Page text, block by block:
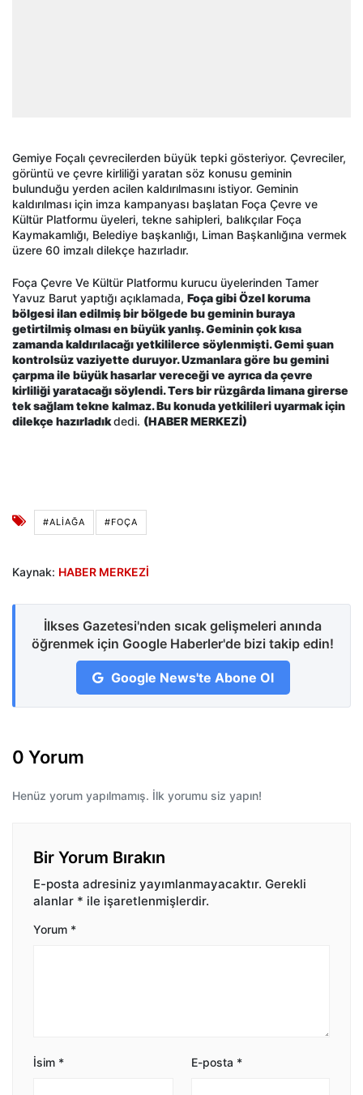
Gemiye Foçalı çevrecilerden büyük tepki gösteriyor. Çevreciler,
görüntü ve çevre kirliliği yaratan söz konusu geminin
bulunduğu yerden acilen kaldırılmasını istiyor. Geminin
kaldırılması için imza kampanyası başlatan Foça Çevre ve
Kültür Platformu üyeleri, tekne sahipleri, balıkçılar Foça
Kaymakamlığı, Belediye başkanlığı, Liman Başkanlığına vermek
üzere 60 imzalı dilekçe hazırladır.
Foça Çevre Ve Kültür Platformu kurucu üyelerinden Tamer
Yavuz Barut yaptığı açıklamada, Foça gibi Özel koruma
bölgesi ilan edilmiş bir bölgede bu geminin buraya
getirtilmiş olması en büyük yanlış. Geminin çok kısa
zamanda kaldırılacağı yetkililerce söylenmişti. Gemi şuan
kontrolsüz vaziyette duruyor. Uzmanlara göre bu gemini
çarpma ile büyük hasarlar vereceği ve ayrıca da çevre
kirliliği yaratacağı söylendi. Ters bir rüzgârda limana girerse
tek sağlam tekne kalmaz. Bu konuda yetkilileri uyarmak için
dilekçe hazırladıkdedi. (HABER MERKEZİ)
#ALIAĞA #FOÇA
Kaynak: HABER MERKEZİ
İlkses Gazetesi'nden sıcak gelişmeleri anında
öğrenmek için Google Haberler'de bizi takip edin!
Google News'te Abone Ol
0 Yorum
Henüz yorum yapılmamış. İlk yorumu siz yapın!
Bir Yorum Bırakın
E-posta adresiniz yayımlanmayacaktır. Gerekli
alanlar * ile işaretlenmişlerdir.
Yorum *
İsim * E-posta *